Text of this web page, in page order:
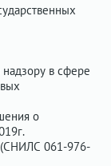
в сфере
о
(СНИЛС 061-976-